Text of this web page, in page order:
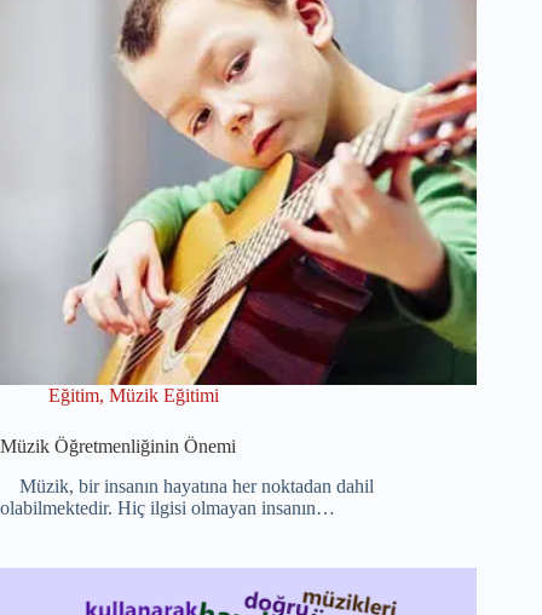
Eğitim, Müzik Eğitimi
Müzik Öğretmenliğinin Önemi
Müzik, bir insanın hayatına her noktadan dahil
olabilmektedir. Hiç ilgisi olmayan insanın…